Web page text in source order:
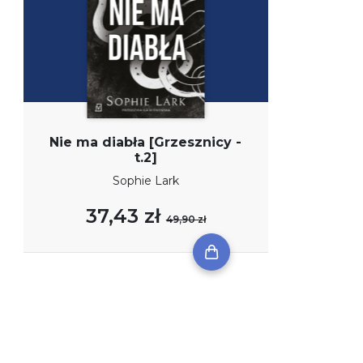
Nie ma diabła [Grzesznicy -
t.2]
Sophie Lark
37,43 zł49,90 zł